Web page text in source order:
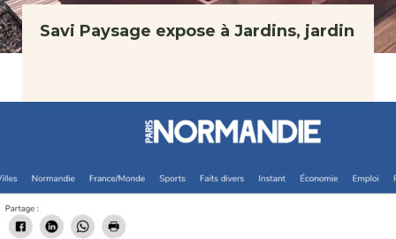
Savi Paysage expose à Jardins, jardin